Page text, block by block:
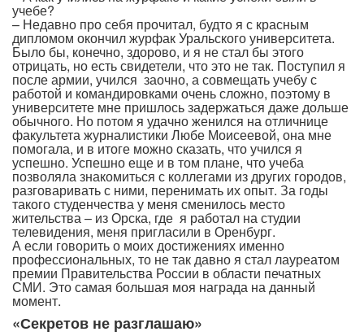
учебе?
– Недавно про себя прочитал, будто я с красным
дипломом окончил журфак Уральского университета.
Было бы, конечно, здорово, и я не стал бы этого
отрицать, но есть свидетели, что это не так. Поступил я
после армии, учился заочно, а совмещать учебу с
работой и командировками очень сложно, поэтому в
университете мне пришлось задержаться даже дольше
обычного. Но потом я удачно женился на отличнице
факультета журналистики Любе Моисеевой, она мне
помогала, и в итоге можно сказать, что учился я
успешно. Успешно еще и в том плане, что учеба
позволяла знакомиться с коллегами из других городов,
разговаривать с ними, перенимать их опыт. За годы
такого студенчества у меня сменилось место
жительства – из Орска, где я работал на студии
телевидения, меня пригласили в Оренбург.
А если говорить о моих достижениях именно
профессиональных, то не так давно я стал лауреатом
премии Правительства России в области печатных
СМИ. Это самая большая моя награда на данный
момент.
«Секретов не разглашаю»